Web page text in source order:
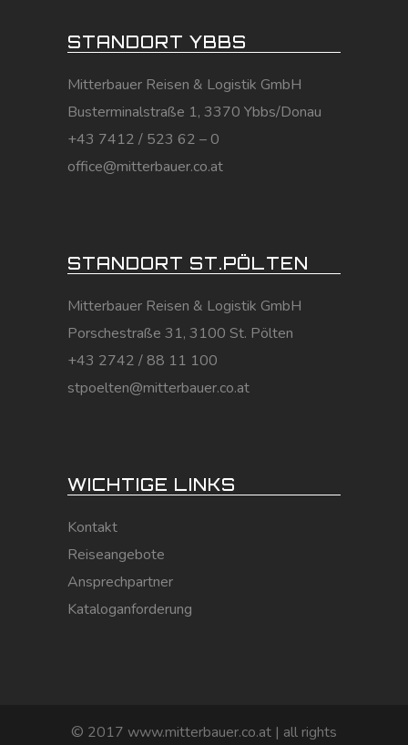
STANDORT YBBS
Mitterbauer Reisen & Logistik GmbH
Busterminalstraße 1, 3370 Ybbs/Donau
+43 7412 / 523 62 – 0
office@mitterbauer.co.at
STANDORT ST.PÖLTEN
Mitterbauer Reisen & Logistik GmbH
Porschestraße 31, 3100 St. Pölten
+43 2742 / 88 11 100
stpoelten@mitterbauer.co.at
WICHTIGE LINKS
Kontakt
Reiseangebote
Ansprechpartner
Kataloganforderung
© 2017 www.mitterbauer.co.at | all rights